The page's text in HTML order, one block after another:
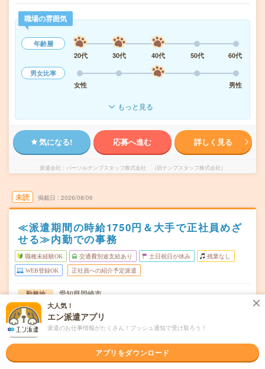
職場の雰囲気
年齢層
20代
30代 40代 50代
60代
男女比率
女性
男性
もっと見る
気になる! 応募へ進む 詳しく見る
派遣会社 パーソルテンプスタッフ株式会社 （旧テンプスタッフ株式会社）
未読 掲載日 2026/08/06
≪派遣期間の時給1750円＆大手で正社員めざ
せる≫内勤での事務
職種未経験OK 交通費別途支給あり 土日祝日が休み 残業なし
WEB登録OK 正社員への紹介予定派遣
勤務地
愛知県岡崎市
東岡崎駅から徒歩8分／岡崎駅から民間バス24分
曜日頻度 月～金（週5日） ※完全土日祝休み！
時間 09:00～17:00(実働7時間 休憩1時間)
期間 2026年10月上旬～長期 ※10月～！
大人気！
エン派遣アプリ
派遣のお仕事情報がたくさん！プッシュ通知で受け取ろう！
アプリをダウンロード